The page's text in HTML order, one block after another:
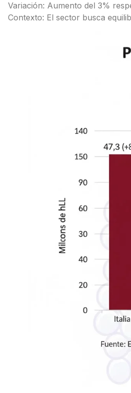
Variación: Aumento del 3%
Contexto: El sector busca